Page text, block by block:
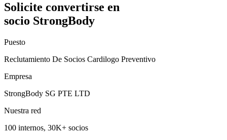
Solicite convertirse en
socio StrongBody
Puesto
Reclutamiento De Socios Cardilogo Preventivo
Empresa
StrongBody SG PTE LTD
Nuestra red
100 internos, 30K+ socios